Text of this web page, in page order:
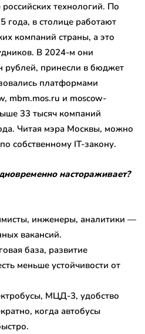
технологий. По
года, в столице работают
компаний страны, а это
В 2024-м они
рублей, принесли в бюджет
платформами
mbm.mos.ru и moscow-
33 тысяч компаний
Читая мэра Москвы, можно
собственному IT-закону.
настораживает?
инженеры, аналитики —
вакансий.
база, развитие
меньше устойчивости от
МЦД-3, удобство
когда автобусы